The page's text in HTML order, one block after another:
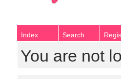
Index Search
You are not